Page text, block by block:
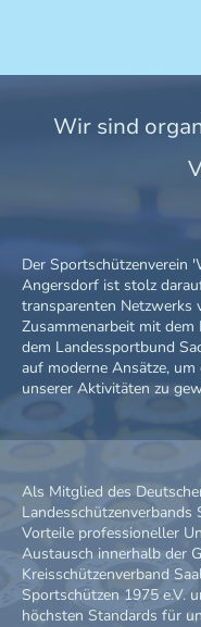
Wir sind
Der Sportschützenverein
Angersdorf ist stolz
transparenten Netzwerks
Zusammenarbeit mit dem
dem Landessportbund
auf moderne Ansätze,
unserer Aktivitäten zu
Als Mitglied des
Vorteile professioneller
Austausch innerhalb der
Kreisschützenverband
Sportschützen 1975 e.V.
höchsten Standards für